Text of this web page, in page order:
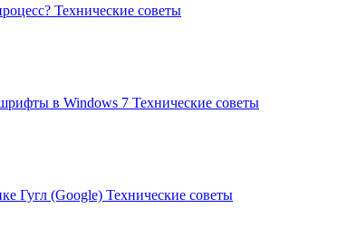
Технические советы
в Windows 7 Технические советы
Гугл (Google) Технические советы